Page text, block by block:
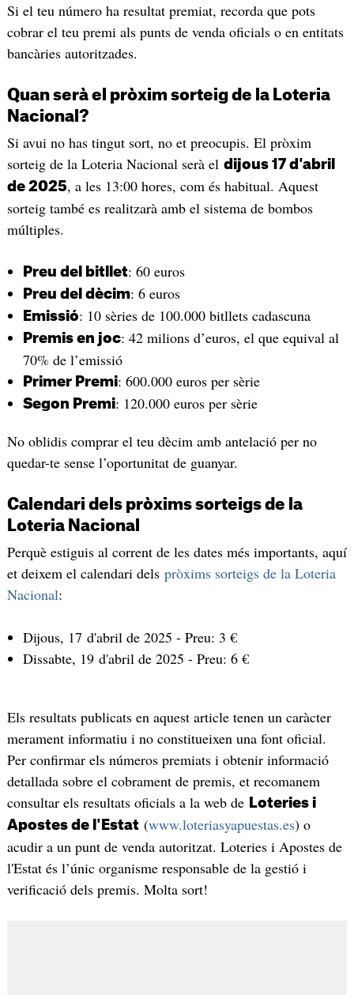
Si el teu número ha resultat premiat, recorda que pots
cobrar el teu premi als punts de venda oficials o en entitats
bancàries autoritzades.
Quan serà el pròxim sorteig de la Loteria
Nacional?
Si avui no has tingut sort, no et preocupis. El pròxim
sorteig de la Loteria Nacional serà el dijous 17 d'abril
de 2025, a les 13:00 hores, com és habitual. Aquest
sorteig també es realitzarà amb el sistema de bombos
múltiples.
Preu del bitllet: 60 euros
Preu del dècim: 6 euros
Emissió: 10 sèries de 100.000 bitllets cadascuna
Premis en joc: 42 milions d’euros, el que equival al
70% de l’emissió
Primer Premi: 600.000 euros per sèrie
Segon Premi: 120.000 euros per sèrie
No oblidis comprar el teu dècim amb antelació per no
quedar-te sense l’oportunitat de guanyar.
Calendari dels pròxims sorteigs de la
Loteria Nacional
Perquè estiguis al corrent de les dates més importants, aquí
et deixem el calendari dels pròxims sorteigs de la Loteria
Nacional:
Dijous, 17 d'abril de 2025 - Preu: 3 €
Dissabte, 19 d'abril de 2025 - Preu: 6 €
Els resultats publicats en aquest article tenen un caràcter
merament informatiu i no constitueixen una font oficial.
Per confirmar els números premiats i obtenir informació
detallada sobre el cobrament de premis, et recomanem
consultar els resultats oficials a la web de Loteries i
Apostes de l'Estat(www.loteriasyapuestas.es) o
acudir a un punt de venda autoritzat. Loteries i Apostes de
l'Estat és l’únic organisme responsable de la gestió i
verificació dels premis. Molta sort!